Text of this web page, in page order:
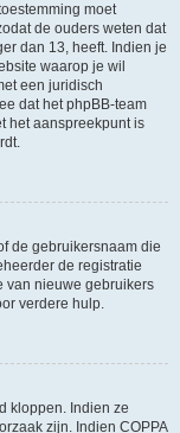
moet
de ouders weten dat
dan 13, heeft. Indien je
waarop je wil
een juridisch
dat het phpBB-team
het aanspreekpunt is
de gebruikersnaam die
de registratie
van nieuwe gebruikers
verdere hulp.
kloppen. Indien ze
zijn. Indien COPPA